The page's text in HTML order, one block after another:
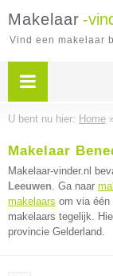
Makelaar -
Vind een makelaar
U bent nu hier: Home
Makelaar
Makelaar-vinder.nl
Leeuwen. Ga naar
makelaars om via één
makelaars tegelijk.
provincie Gelderland.